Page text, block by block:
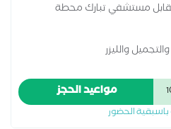
مستشفي تبارك محطة
والليزر
مواعيد الحجز
الحضور